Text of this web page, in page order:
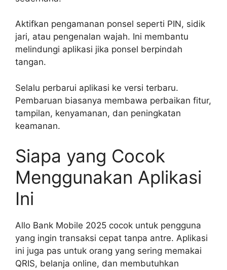
Aktifkan pengamanan ponsel seperti PIN, sidik
jari, atau pengenalan wajah. Ini membantu
melindungi aplikasi jika ponsel berpindah
tangan.
Selalu perbarui aplikasi ke versi terbaru.
Pembaruan biasanya membawa perbaikan fitur,
tampilan, kenyamanan, dan peningkatan
keamanan.
Siapa yang Cocok
Menggunakan Aplikasi
Ini
Allo Bank Mobile 2025 cocok untuk pengguna
yang ingin transaksi cepat tanpa antre. Aplikasi
ini juga pas untuk orang yang sering memakai
QRIS, belanja online, dan membutuhkan